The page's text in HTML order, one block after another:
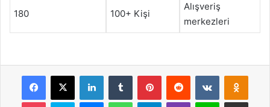
180 100+ Kişi
Alışveriş
merkezleri
Facebook
X LinkedInTumblr PinterestReddit VKontakte
Pocket Skype MessengerWhatsAppTelegramViber Line E-Posta ile